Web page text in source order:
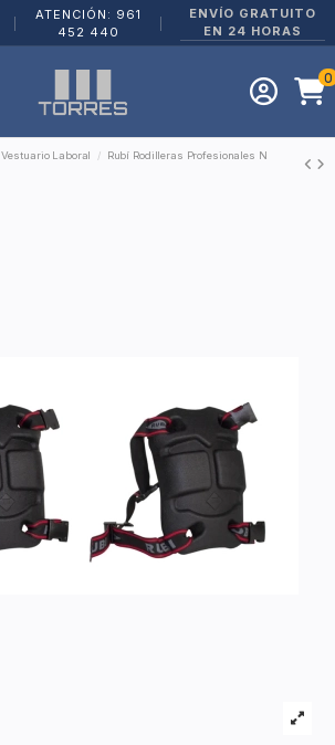
ATENCIÓN: 961
452 440
ENVÍO GRATUITO
EN 24 HORAS
0
Vestuario Laboral
Rubí Rodilleras Profesionales N